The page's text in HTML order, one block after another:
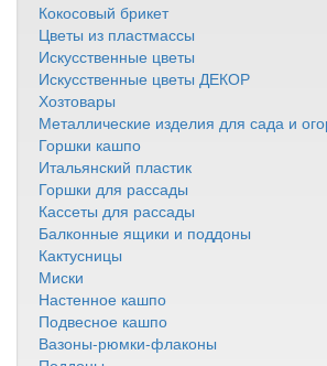
Кокосовый брикет
Цветы из пластмассы
Искусственные цветы
Искусственные цветы ДЕКОР
Хозтовары
Металлические изделия для сада и
Горшки кашпо
Итальянский пластик
Горшки для рассады
Кассеты для рассады
Балконные ящики и поддоны
Кактусницы
Миски
Настенное кашпо
Подвесное кашпо
Вазоны-рюмки-флаконы